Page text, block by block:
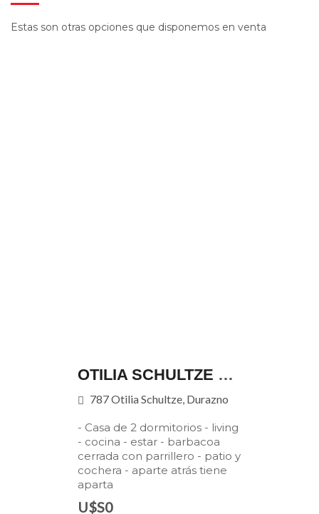
Estas son otras opciones que disponemos en venta
OTILIA SCHULTZE 787
787 Otilia Schultze, Durazno
- Casa de 2 dormitorios - living
- cocina - estar - barbacoa
cerrada con parrillero - patio y
cochera - aparte atrás tiene
aparta
U$S0